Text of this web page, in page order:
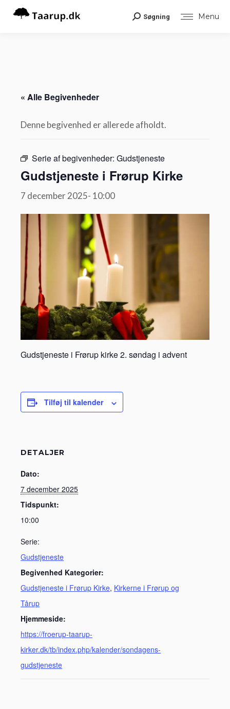
Menu
Search:
Søgning
« Alle Begivenheder
Denne begivenhed er allerede afholdt.
Serie af begivenheder: Gudstjeneste
Gudstjeneste i Frørup Kirke
7 december 2025- 10:00
Gudstjeneste i Frørup kirke 2. søndag i advent
Tilføj til kalender
DETALJER
Dato:
7 december 2025
Tidspunkt:
10:00
Serie:
Gudstjeneste
Begivenhed Kategorier:
Gudstjeneste i Frørup Kirke, Kirkerne i Frørup og
Tårup
Hjemmeside:
https://froerup-taarup-
kirker.dk/tb/index.php/kalender/sondagens-
gudstjeneste